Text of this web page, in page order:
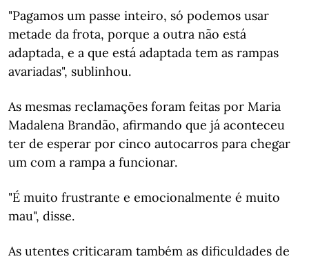
"Pagamos um passe inteiro, só podemos usar
metade da frota, porque a outra não está
adaptada, e a que está adaptada tem as rampas
avariadas", sublinhou.
As mesmas reclamações foram feitas por Maria
Madalena Brandão, afirmando que já aconteceu
ter de esperar por cinco autocarros para chegar
um com a rampa a funcionar.
"É muito frustrante e emocionalmente é muito
mau", disse.
As utentes criticaram também as dificuldades de